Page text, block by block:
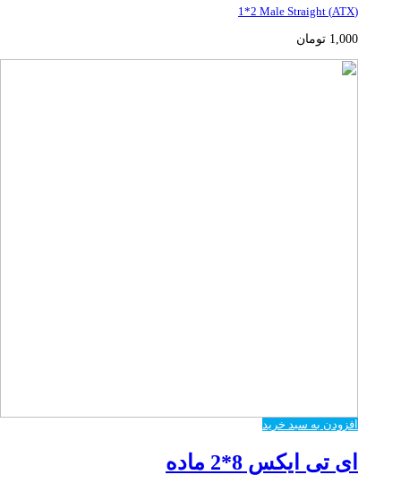
(ATX) 1*2 Male Straight
1,000 تومان
افزودن به سبد خرید
ای تی ایکس 8*2 ماده